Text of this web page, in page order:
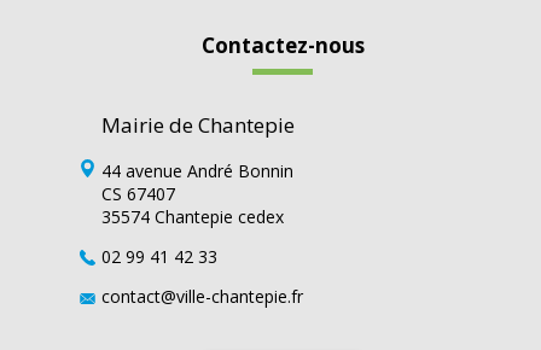
Contactez-nous
Mairie de Chantepie
44 avenue André Bonnin
CS 67407
35574 Chantepie cedex
02 99 41 42 33
contact@ville-chantepie.fr